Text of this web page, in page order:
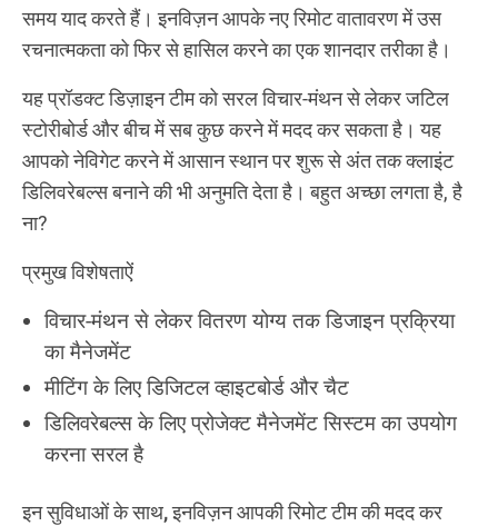
समय याद करते हैं। इनविज़न आपके नए रिमोट वातावरण में उस
रचनात्मकता को फिर से हासिल करने का एक शानदार तरीका है।
यह प्रॉडक्ट डिज़ाइन टीम को सरल विचार-मंथन से लेकर जटिल
स्टोरीबोर्ड और बीच में सब कुछ करने में मदद कर सकता है। यह
आपको नेविगेट करने में आसान स्थान पर शुरू से अंत तक क्लाइंट
डिलिवरेबल्स बनाने की भी अनुमति देता है। बहुत अच्छा लगता है, है
ना?
प्रमुख विशेषताऐं
विचार-मंथन से लेकर वितरण योग्य तक डिजाइन प्रक्रिया
का मैनेजमेंट
मीटिंग के लिए डिजिटल व्हाइटबोर्ड और चैट
डिलिवरेबल्स के लिए प्रोजेक्ट मैनेजमेंट सिस्टम का उपयोग
करना सरल है
इन सुविधाओं के साथ, इनविज़न आपकी रिमोट टीम की मदद कर